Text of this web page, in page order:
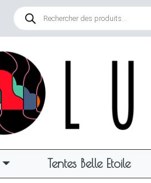
Recherche
produits
Tentes Belle Etoile